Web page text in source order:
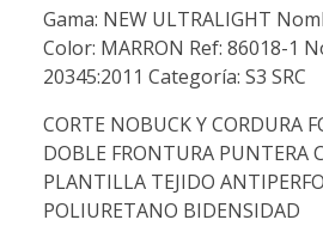
Gama: NEW ULTRALIGHT
Color: MARRON Ref: 86018-1
20345:2011 Categoría: S3 SRC
CORTE NOBUCK Y CORDURA
DOBLE FRONTURA PUNTERA
PLANTILLA TEJIDO
POLIURETANO BIDENSIDAD